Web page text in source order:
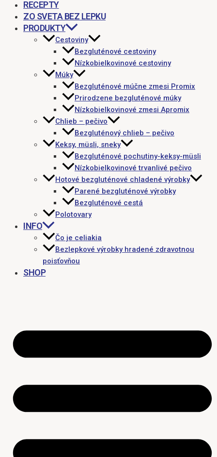
RECEPTY
ZO SVETA BEZ LEPKU
PRODUKTY
Cestoviny
Bezgluténové cestoviny
Nízkobielkovinové cestoviny
Múky
Bezgluténové múčne zmesi Promix
Prirodzene bezgluténové múky
Nízkobielkovinové zmesi Apromix
Chlieb – pečivo
Bezgluténový chlieb – pečivo
Keksy, müsli, sneky
Bezgluténové pochutiny-keksy-müsli
Nízkobielkovinové trvanlivé pečivo
Hotové bezgluténové chladené výrobky
Parené bezgluténové výrobky
Bezgluténové cestá
Polotovary
INFO
Čo je celiakia
Bezlepkové výrobky hradené zdravotnou
poisťovňou
SHOP